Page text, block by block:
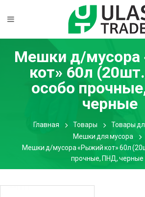
Мешки д/
кот» 60л
особо
черные
Главная Товары
Товары
Мешки для мусора
Мешки д/мусора «Рыжий кот» 60л
прочные, ПНД, черные